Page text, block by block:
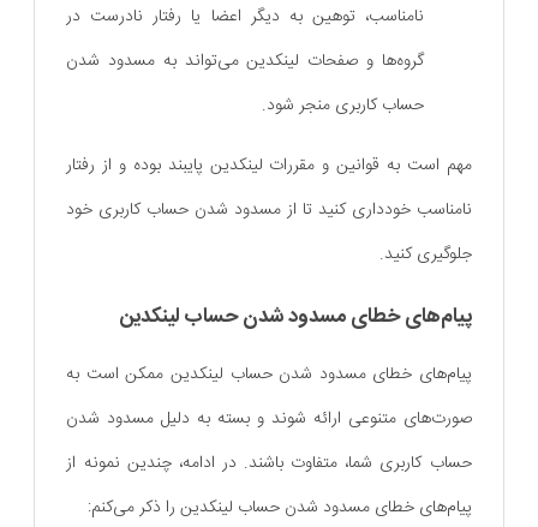
نامناسب، توهین به دیگر اعضا یا رفتار نادرست در
گروه‌ها و صفحات لینکدین می‌تواند به مسدود شدن
حساب کاربری منجر شود.
مهم است به قوانین و مقررات لینکدین پایبند بوده و از رفتار
نامناسب خودداری کنید تا از مسدود شدن حساب کاربری خود
جلوگیری کنید.
پیام‌های خطای مسدود شدن حساب لینکدین
پیام‌های خطای مسدود شدن حساب لینکدین ممکن است به
صورت‌های متنوعی ارائه شوند و بسته به دلیل مسدود شدن
حساب کاربری شما، متفاوت باشند. در ادامه، چندین نمونه از
پیام‌های خطای مسدود شدن حساب لینکدین را ذکر می‌کنم: